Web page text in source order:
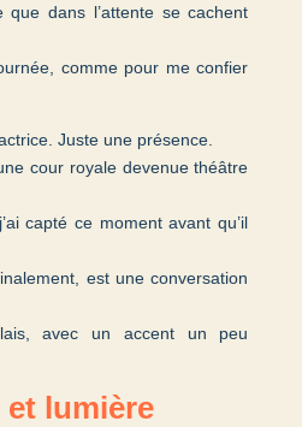
que dans l’attente se cachent
comme pour me confier
Juste une présence.
cour royale devenue théâtre
capté ce moment avant qu’il
est une conversation
avec un accent un peu
lumière